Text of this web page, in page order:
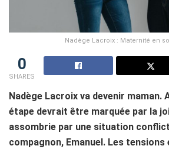
Nadège Lacroix : Maternité en
0
SHARES
Nadège Lacroix va devenir maman.
étape devrait être marquée par la
assombrie par une situation
compagnon, Emanuel. Les tensions